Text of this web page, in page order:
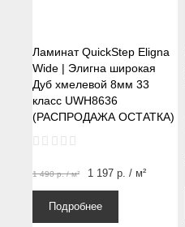
Ламинат QuickStep Eligna
Wide | Элигна широкая
Дуб хмелевой 8мм 33
класс UWH8636
(РАСПРОДАЖА ОСТАТКА)
1 490р./ м² 1 197 р. / м²
Подробнее